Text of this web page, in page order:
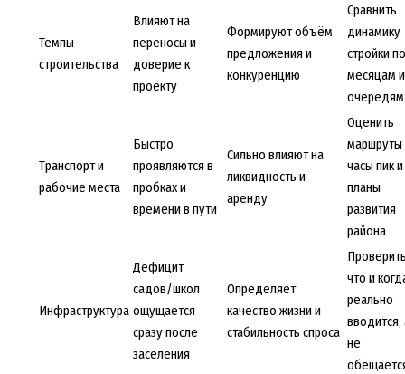
Темпы
строительства
Влияют на
переносы и
доверие к
проекту
Формируют объём
предложения и
конкуренцию
Сравнить
динамику
стройки по
месяцам и
очередям
Транспорт и
рабочие места
Быстро
проявляются в
пробках и
времени в пути
Сильно влияют на
ликвидность и
аренду
Оценить
маршруты
часы пик и
планы
развития
района
Инфраструктура
Дефицит
садов/школ
ощущается
сразу после
заселения
Определяет
качество жизни и
стабильность спроса
что и
реально
вводится,
не